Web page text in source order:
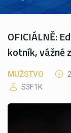
OFICIÁLNĚ:
kotník, vážné
MUŽSTVO
S3F1K